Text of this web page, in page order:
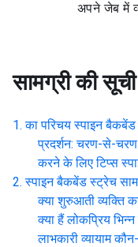
अपने जेब में
सामग्री की सूची
का परिचय स्पाइन
प्रदर्शन: चरण-से-
करने के लिए टिप्स
स्पाइन बैकबेंड स्ट्रेच
क्या शुरुआती व्यक्ति
क्या हैं लोकप्रिय
लाभकारी व्यायाम